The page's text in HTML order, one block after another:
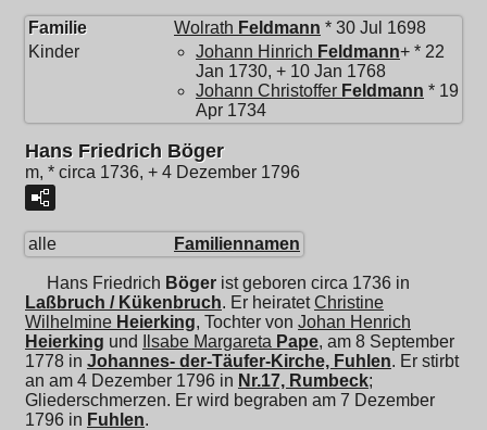
Familie Wolrath Feldmann * 30 Jul 1698
Kinder
Johann Hinrich Feldmann+ * 22
Jan 1730, + 10 Jan 1768
Johann Christoffer Feldmann * 19
Apr 1734
Hans Friedrich Böger
m, * circa 1736, + 4 Dezember 1796
alle Familiennamen
Hans Friedrich Böger ist geboren circa 1736 in
Laßbruch / Kükenbruch. Er heiratetChristine
Wilhelmine Heierking, Tochter von Johan Henrich
Heierking und Ilsabe Margareta Pape, am 8 September
1778 in Johannes- der-Täufer-Kirche, Fuhlen. Er stirbt
an am 4 Dezember 1796 in Nr.17, Rumbeck;
Gliederschmerzen. Er wird begraben am 7 Dezember
1796 in Fuhlen.